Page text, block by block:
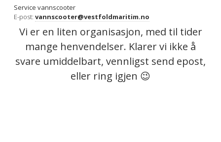
Service vannscooter
E-post: vannscooter@vestfoldmaritim.no
Vi er en liten organisasjon, med til tider
mange henvendelser. Klarer vi ikke å
svare umiddelbart, vennligst send epost,
eller ring igjen 😉